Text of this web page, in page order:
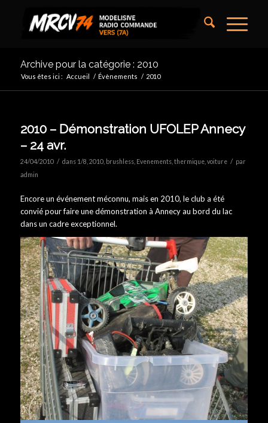
Archive pour la catégorie : 2010
Vous êtes ici : Accueil / Évènements / 2010
2010 – Démonstration UFOLEP Annecy
– 24 avr.
24/04/2010 / dans 1/8 2010, brushless, Evenements, thermique, voiture / par
admin
Encore un événement méconnu, mais en 2010, le club a été
convié pour faire une démonstration à Annecy au bord du lac
dans un cadre exceptionnel.